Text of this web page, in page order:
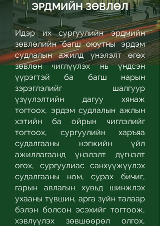
ЭРДМИЙН ЗӨВЛӨЛ
Идэр их сургуулийн эрдмийн
зөвлөлийн багш оюутны эрдэм
судлалын ажилд үнэлэлт өгөх
зөвлөн чиглүүлэх нь үндсэн
үүрэгтэй ба багш нарын
зэрэглэлийг шалгуур
үзүүлэлтийн дагуу хянаж
тогтоох, эрдэм судлалын ажлын
хэтийн ба ойрын чиглэлийг
тогтоох, сургуулийн харъяа
судалгааны нэгжийн үйл
ажиллагаанд үнэлэлт дүгнэлт
өгөх, сургуулиас санхүүжүүлэх
судалгааны ном, сурах бичиг,
гарын авлагын хувьд шинжлэх
ухааны түвшин, арга зүйн талаар
бэлэн болсон эсэхийг тогтоож,
хэвлүүлэх зөвшөөрөл олгох,